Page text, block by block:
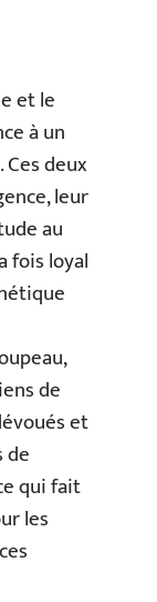
et le
à un
deux
leur
au
fois loyal
de
et
de
qui fait
les